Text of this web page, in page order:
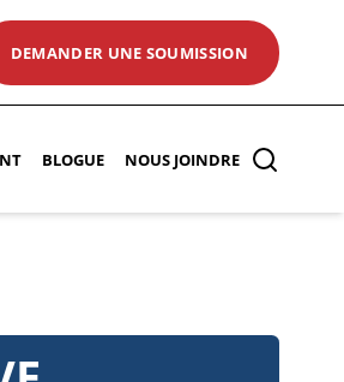
DEMANDER UNE SOUMISSION
BLOGUE NOUS JOINDRE